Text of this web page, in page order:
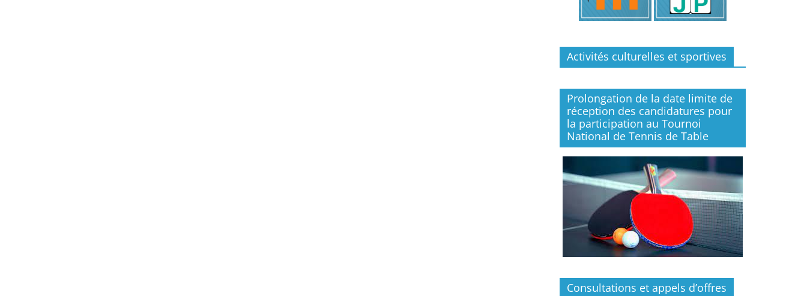
Activités culturelles et sportives
Prolongation de la date limite de
réception des candidatures pour
la participation au Tournoi
National de Tennis de Table
Consultations et appels d’offres